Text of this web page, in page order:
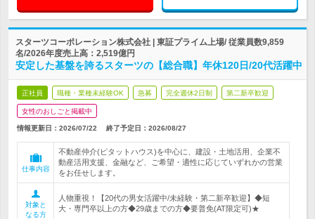
スターツコーポレーション株式会社 | 東証プライム上場/ 従業員数9,859
名/2026年度売上高：2,519億円
安定した基盤を誇るスターツの【総合職】年休120日/20代活躍中
正社員 職種・業種未経験OK 急募 完全週休2日制 第二新卒歓迎
女性のおしごと掲載中
情報更新日：2026/07/22 終了予定日： 2026/08/27
仕事内容
不動産仲介(ピタットハウス)を中心に、建設・土地活用、企業不
動産活用支援、金融など、ご希望・適性に応じていずれかの営業
をお任せします。
対象と
なる方
人物重視！【20代の男女活躍中/未経験・第二新卒歓迎】◆短
大・専門卒以上の方◆29歳までの方◆要普免(AT限定可)★